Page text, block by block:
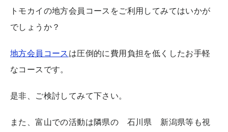
トモカイの地方会員コースをご利用してみてはいかが
でしょうか？
地方会員コース は圧倒的に費用負担を低くしたお手軽
なコースです。
是非、ご検討してみて下さい。
また、富山での活動は隣県の 石川県 新潟県等も視